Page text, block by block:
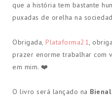
que a história tem bastante
puxadas de orelha na
Obrigada, Plataforma21,
prazer enorme trabalhar com
em mim. ❤️
O livro será lançado na